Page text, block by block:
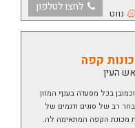
נווט לחצו לטלפון
קפה
בכל מסעדה בענף המזון
רב של סוגים ודגמים של
מכונת הקפה המתאימה לה.